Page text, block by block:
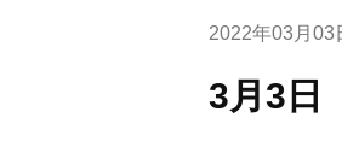
2022年03月03
3月3